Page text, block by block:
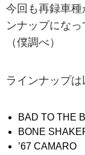
今回も再録車
ンナップにな
（僕調べ）
ラインナップは
BAD TO THE
BONE
’67 CAMARO